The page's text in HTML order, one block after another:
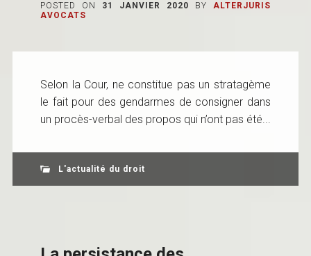
POSTED ON 31 JANVIER 2020 BY
ALTERJURIS
AVOCATS
Selon la Cour, ne constitue pas un stratagème
le fait pour des gendarmes de consigner dans
un procès-verbal des propos qui n’ont pas été...
L'actualité du droit